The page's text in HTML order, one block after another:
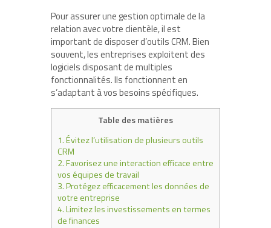
Pour assurer une gestion optimale de la
relation avec votre clientèle, il est
important de disposer d’outils CRM. Bien
souvent, les entreprises exploitent des
logiciels disposant de multiples
fonctionnalités. Ils fonctionnent en
s’adaptant à vos besoins spécifiques.
Table des matières
1.Évitez l’utilisation de plusieurs outils
CRM
2.Favorisez une interaction efficace entre
vos équipes de travail
3.Protégez efficacement les données de
votre entreprise
4.Limitez les investissements en termes
de finances